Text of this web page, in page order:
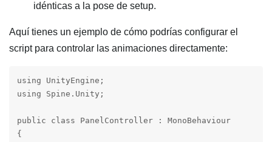
idénticas a la pose de setup.
Aquí tienes un ejemplo de cómo podrías configurar el
script para controlar las animaciones directamente:
using UnityEngine;
using Spine.Unity;
public class PanelController : MonoBehaviour
{